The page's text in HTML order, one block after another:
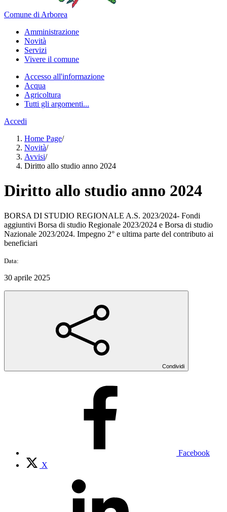
Comune di Arborea
Amministrazione
Novità
Servizi
Vivere il comune
Accesso all'informazione
Acqua
Agricoltura
Tutti gli argomenti...
Accedi
Home Page/
Novità/
Avvisi/
Diritto allo studio anno 2024
Diritto allo studio anno 2024
BORSA DI STUDIO REGIONALE A.S. 2023/2024- Fondi
aggiuntivi Borsa di studio Regionale 2023/2024 e Borsa di studio
Nazionale 2023/2024. Impegno 2° e ultima parte del contributo ai
beneficiari
Data:
30 aprile 2025
Condividi
Facebook
X